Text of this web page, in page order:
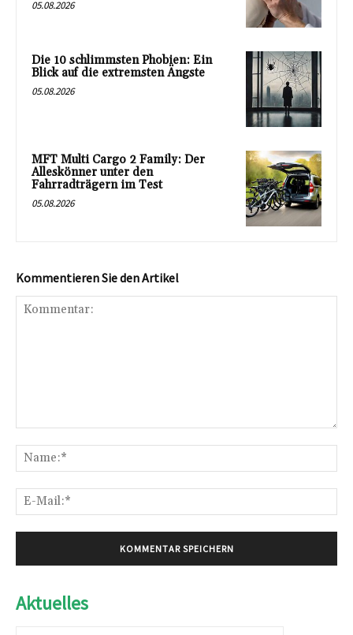
05.08.2026
Die 10 schlimmsten Phobien: Ein
Blick auf die extremsten Ängste
05.08.2026
MFT Multi Cargo 2 Family: Der
Alleskönner unter den
Fahrradträgern im Test
05.08.2026
Kommentieren Sie den Artikel
Aktuelles